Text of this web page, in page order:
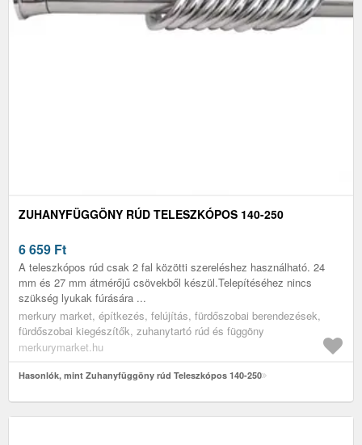
ZUHANYFÜGGÖNY RÚD TELESZKÓPOS 140-250
6 659 Ft
A teleszkópos rúd csak 2 fal közötti szereléshez használható. 24
mm és 27 mm átmérőjű csövekből készül.Telepítéséhez nincs
szükség lyukak fúrására ...
merkury market, építkezés, felújítás, fürdőszobai berendezések,
fürdőszobai kiegészítők, zuhanytartó rúd és függöny
merkurymarket.hu
Hasonlók, mint Zuhanyfüggöny rúd Teleszkópos 140-250